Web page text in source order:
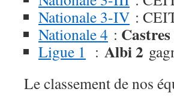
Nationale 3-IV :
Nationale 4 : Castres
Ligue 1 : Albi 2
Le classement de nos